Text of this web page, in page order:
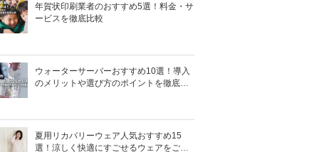
年賀状印刷業者のおすすめ5選！料金・サ
ービスを徹底比較
ウォーターサーバーおすすめ10選！導入
のメリットや選び方のポイントを徹底解
夏用リカバリーウェア人気おすすめ15
選！涼しく快適にすごせるウェアをご紹